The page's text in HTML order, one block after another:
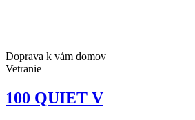
Doprava k vám domov
Vetranie
100 QUIET V